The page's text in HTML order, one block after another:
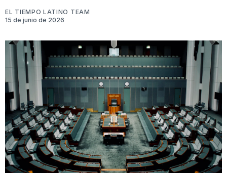
EL TIEMPO LATINO TEAM
15 de junio de 2026